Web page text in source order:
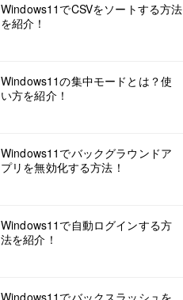
Windows11でCSVをソートする方法
を紹介！
Windows11の集中モードとは？使
い方を紹介！
Windows11でバックグラウンドア
プリを無効化する方法！
Windows11で自動ログインする方
法を紹介！
Windows11でバックスラッシュを